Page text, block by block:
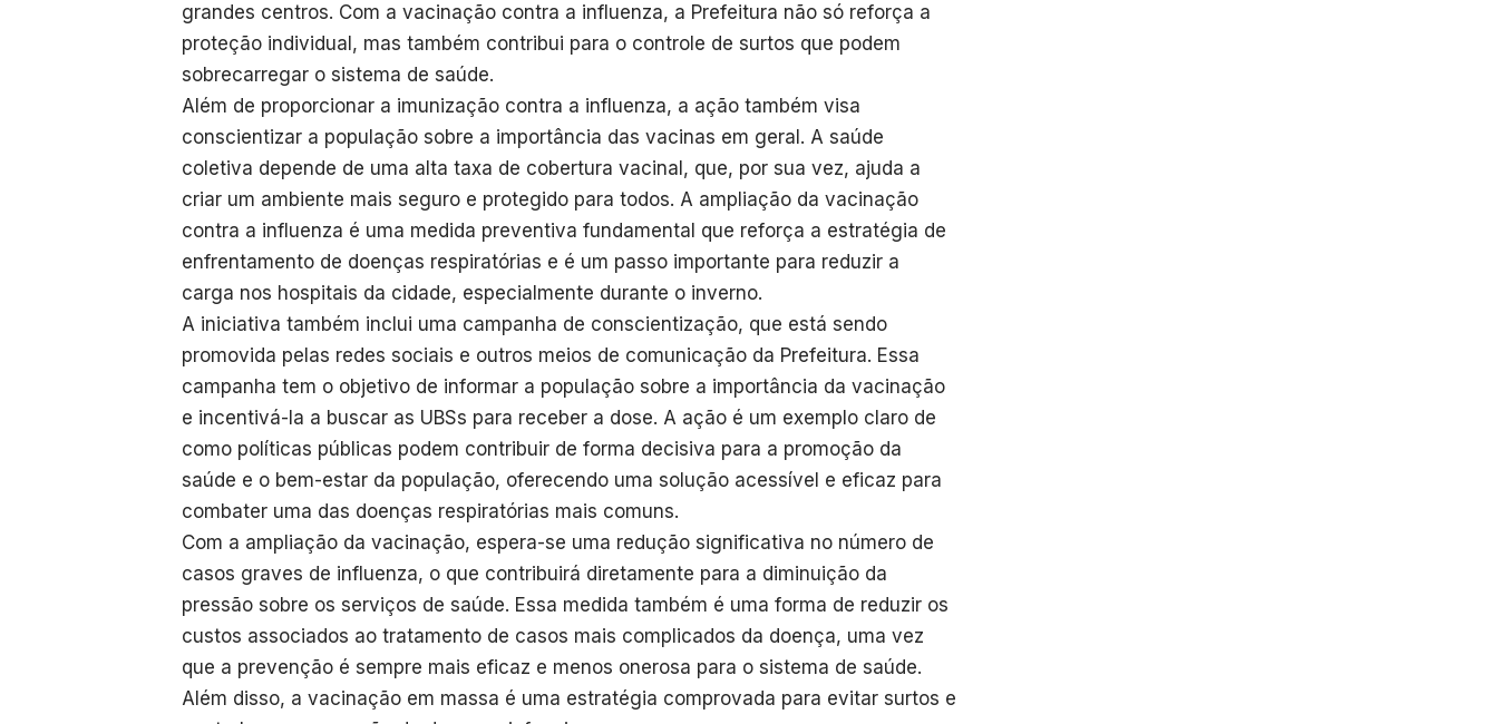
grandes centros. Com a vacinação contra a influenza, a Prefeitura não só reforça a
proteção individual, mas também contribui para o controle de surtos que podem
sobrecarregar o sistema de saúde.
Além de proporcionar a imunização contra a influenza, a ação também visa
conscientizar a população sobre a importância das vacinas em geral. A saúde
coletiva depende de uma alta taxa de cobertura vacinal, que, por sua vez, ajuda a
criar um ambiente mais seguro e protegido para todos. A ampliação da vacinação
contra a influenza é uma medida preventiva fundamental que reforça a estratégia de
enfrentamento de doenças respiratórias e é um passo importante para reduzir a
carga nos hospitais da cidade, especialmente durante o inverno.
A iniciativa também inclui uma campanha de conscientização, que está sendo
promovida pelas redes sociais e outros meios de comunicação da Prefeitura. Essa
campanha tem o objetivo de informar a população sobre a importância da vacinação
e incentivá-la a buscar as UBSs para receber a dose. A ação é um exemplo claro de
como políticas públicas podem contribuir de forma decisiva para a promoção da
saúde e o bem-estar da população, oferecendo uma solução acessível e eficaz para
combater uma das doenças respiratórias mais comuns.
Com a ampliação da vacinação, espera-se uma redução significativa no número de
casos graves de influenza, o que contribuirá diretamente para a diminuição da
pressão sobre os serviços de saúde. Essa medida também é uma forma de reduzir os
custos associados ao tratamento de casos mais complicados da doença, uma vez
que a prevenção é sempre mais eficaz e menos onerosa para o sistema de saúde.
Além disso, a vacinação em massa é uma estratégia comprovada para evitar surtos e